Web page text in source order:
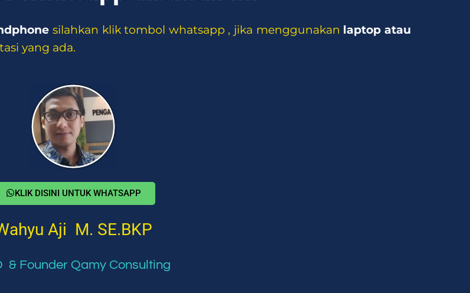
silahkan klik tombol whatsapp , jika menggunakan laptop atau
yang ada.
KLIK DISINI UNTUK WHATSAPP
Aji M. SE.BKP
& Founder Qamy Consulting